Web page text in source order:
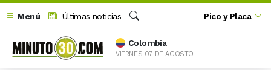
Menú
Últimas noticias
Buscar
Pico y Placa
Colombia
VIERNES 07 DE AGOSTO